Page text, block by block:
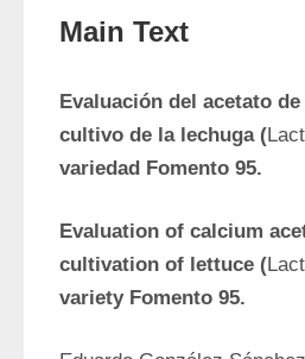
Main Text
Evaluación del acetato
cultivo de la lechuga (
variedad Fomento 95.
Evaluation of calcium
cultivation of lettuce (
variety Fomento 95.